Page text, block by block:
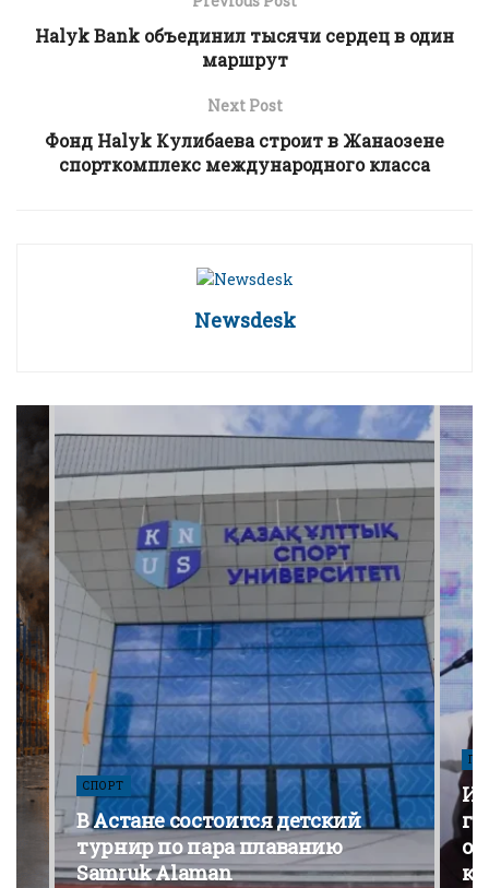
Halyk Bank объединил тысячи сердец в один
маршрут
Next Post
Фонд Halyk Кулибаева строит в Жанаозене
спорткомплекс международного класса
Newsdesk
СПОРТ
В Астане состоится детский
турнир по пара плаванию
Samruk Alaman